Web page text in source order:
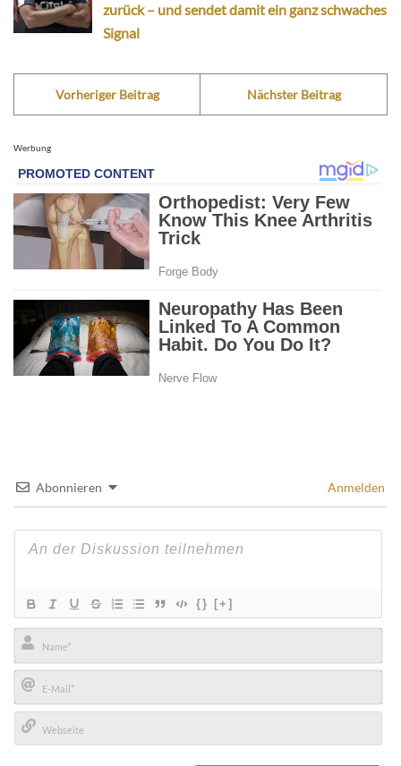
zurück – und sendet damit ein ganz schwaches
Signal
Vorheriger Beitrag Nächster Beitrag
Werbung
Abonnieren Anmelden
{} [+]
Name*
E-
Mail*